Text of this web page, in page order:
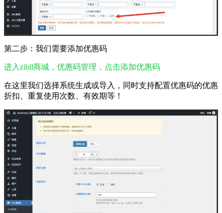
第二步：我们需要添加优惠码
进入zibll商城，优惠码管理，点击添加优惠码
在这里我们选择系统生成或导入，同时支持配置优惠码的优惠
折扣、重复使用次数、有效期等！